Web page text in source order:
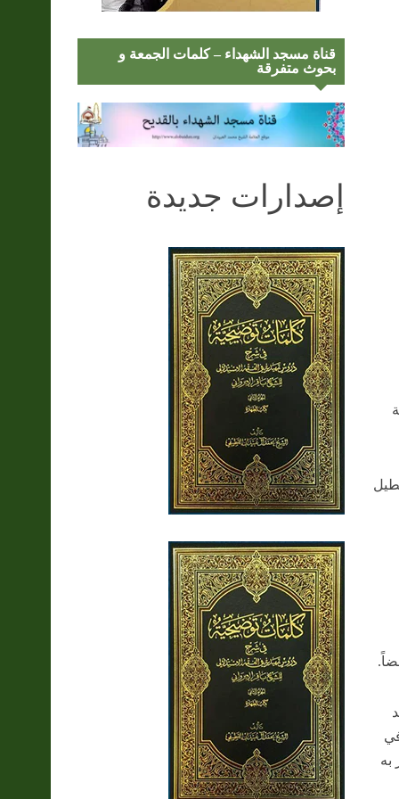
به
قناة مسجد الشهداء – كلمات الجمعة و
بحوث متفرقة
إصدارات جديدة